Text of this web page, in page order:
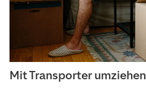
Mit Transporter umziehen